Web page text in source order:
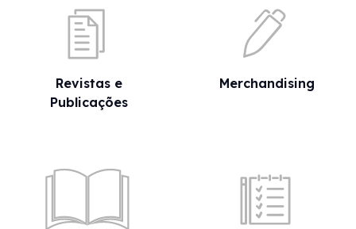
Revistas e
Publicações
Merchandising